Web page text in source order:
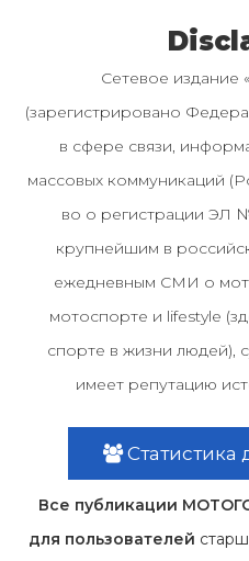
Сетевое
(зарегистрировано
в сфере связи,
массовых коммуникаций
во о регистрации ЭЛ
крупнейшим в
ежедневным СМИ о
мотоспорте и lifestyle
спорте в жизни людей),
имеет репутацию
Статистика
Все публикации
для пользователей